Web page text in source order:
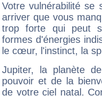
Votre vulnérabilité se
arriver que vous
trop forte qui peut
formes d'énergies
le cœur, l'instinct, la
Jupiter, la planète
pouvoir et de la
de votre ciel natal.